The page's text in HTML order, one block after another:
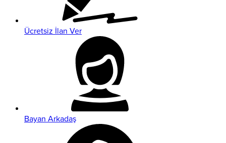
Ücretsiz İlan Ver
Bayan Arkadaş